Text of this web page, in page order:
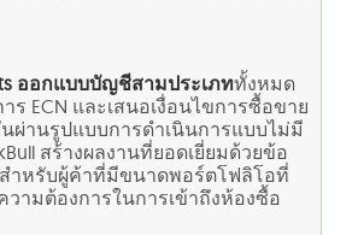
ออกแบบบัญชีสามประเภททั้งหมด
ร ECN และเสนอเงื่อนไขการซื้อขาย
ผ่านรูปแบบการดำเนินการแบบไม่มี
สร้างผลงานที่ยอดเยี่ยมด้วยข้อ
สำหรับผู้ค้าที่มีขนาดพอร์ตโฟลิโอที่
ามต้องการในการเข้าถึงห้องซื้อ